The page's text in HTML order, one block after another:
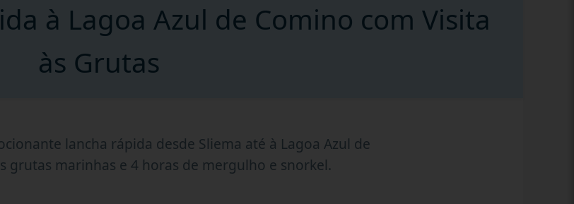
à Lagoa Azul de Comino com Visita
às Grutas
lancha rápida desde Sliema até à Lagoa Azul de
grutas marinhas e 4 horas de mergulho e snorkel.